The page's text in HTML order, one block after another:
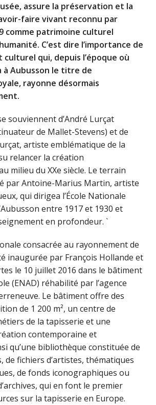
assure la préservation et la
faire vivant reconnu par
comme patrimoine culturel
C’est dire l’importance de
qui, depuis l’époque où
à Aubusson le titre de
rayonne désormais
souviennent d’André Lurçat
de Mallet-Stevens) et de
artiste emblématique de la
relancer la création
milieu du XXe siècle. Le terrain
par Antoine-Marius Martin, artiste
qui dirigea l’École Nationale
entre 1917 et 1930 et
en profondeur. `
consacrée au rayonnement de
inaugurée par François Hollande et
le 10 juillet 2016 dans le bâtiment
(ENAD) réhabilité par l’agence
Le bâtiment offre des
de 1 200 m², un centre de
de la tapisserie et une
contemporaine et
qu’une bibliothèque constituée de
de fichiers d’artistes, thématiques
de fonds iconographiques ou
qui en font le premier
sur la tapisserie en Europe.